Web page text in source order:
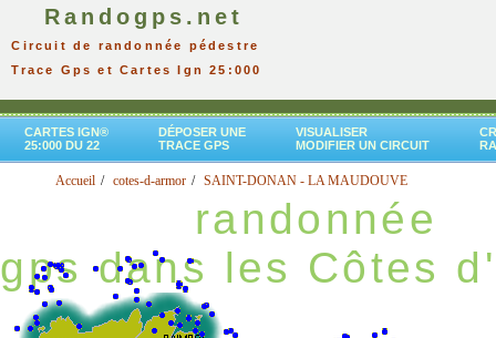
Randogps.net
Circuit de randonnée pédestre
Trace Gps et Cartes Ign 25:000
CARTES IGN®
25:000 DU 22
DÉPOSER UNE
TRACE GPS
VISUALISER
MODIFIER UN CIRCUIT
Accueil cotes-d-armor SAINT-DONAN - LA MAUDOUVE
randonnée
gps dans les Côtes